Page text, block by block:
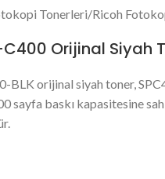
Tonerleri/Ricoh
C400 Orijinal Siyah
BLK orijinal siyah toner,
sayfa baskı kapasitesine